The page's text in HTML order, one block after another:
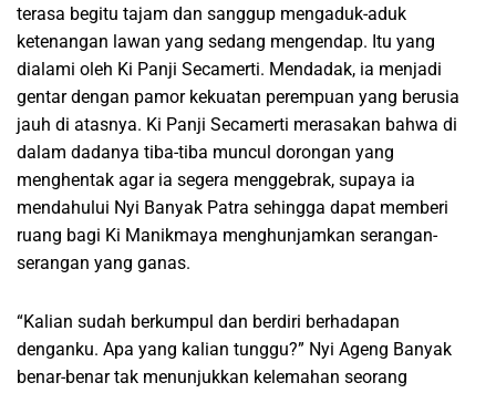
terasa begitu tajam dan sanggup mengaduk-aduk
ketenangan lawan yang sedang mengendap. Itu yang
dialami oleh Ki Panji Secamerti. Mendadak, ia menjadi
gentar dengan pamor kekuatan perempuan yang berusia
jauh di atasnya. Ki Panji Secamerti merasakan bahwa di
dalam dadanya tiba-tiba muncul dorongan yang
menghentak agar ia segera menggebrak, supaya ia
mendahului Nyi Banyak Patra sehingga dapat memberi
ruang bagi Ki Manikmaya menghunjamkan serangan-
serangan yang ganas.
“Kalian sudah berkumpul dan berdiri berhadapan
denganku. Apa yang kalian tunggu?” Nyi Ageng Banyak
benar-benar tak menunjukkan kelemahan seorang